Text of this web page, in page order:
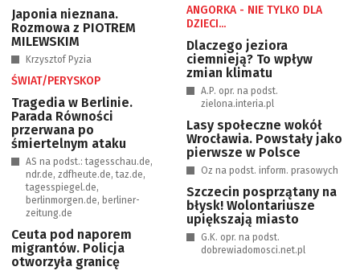
Japonia nieznana.
Rozmowa z PIOTREM
MILEWSKIM
Krzysztof Pyzia
ŚWIAT/PERYSKOP
Tragedia w Berlinie.
Parada Równości
przerwana po
śmiertelnym ataku
AS na podst.: tagesschau.de,
ndr.de, zdfheute.de, taz.de,
tagesspiegel.de,
berlinmorgen.de, berliner-
zeitung.de
Ceuta pod naporem
migrantów. Policja
otworzyła granicę
ANGORKA - NIE TYLKO DLA
DZIECI...
Dlaczego jeziora
ciemnieją? To wpływ
zmian klimatu
A.P. opr. na podst.
zielona.interia.pl
Lasy społeczne wokół
Wrocławia. Powstały jako
pierwsze w Polsce
Oz na podst. inform. prasowych
Szczecin posprzątany na
błysk! Wolontariusze
upiększają miasto
G.K. opr. na podst.
dobrewiadomosci.net.pl